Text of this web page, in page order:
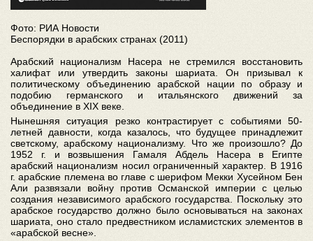
Фото: РИА Новости
Беспорядки в арабских странах (2011)
Арабский национализм Насера не стремился восстановить
халифат или утвердить законы шариата. Он призывал к
политическому объединению арабской нации по образу и
подобию германского и итальянского движений за
объединение в XIX веке.
Нынешняя ситуация резко контрастирует с событиями 50-
летней давности, когда казалось, что будущее принадлежит
светскому, арабскому национализму. Что же произошло? До
1952 г. и возвышения Гамаля Абдель Насера в Египте
арабский национализм носил ограниченный характер. В 1916
г. арабские племена во главе с шерифом Мекки Хусейном Бен
Али развязали войну против Османской империи с целью
создания независимого арабского государства. Поскольку это
арабское государство должно было основываться на законах
шариата, оно стало предвестником исламистских элементов в
«арабской весне».